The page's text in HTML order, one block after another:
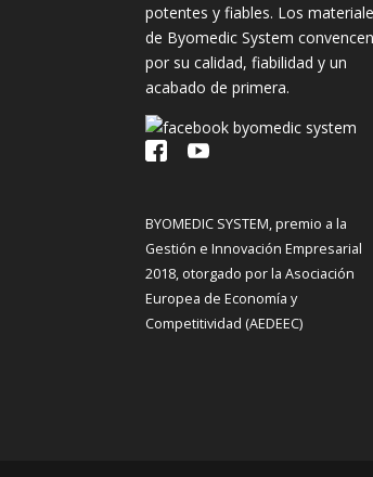
potentes y fiables. Los
de Byomedic System convencen
por su calidad, fiabilidad y un
acabado de primera.
BYOMEDIC SYSTEM, premio a la
Gestión e Innovación Empresarial
2018, otorgado por la Asociación
Europea de Economía y
Competitividad (AEDEEC)